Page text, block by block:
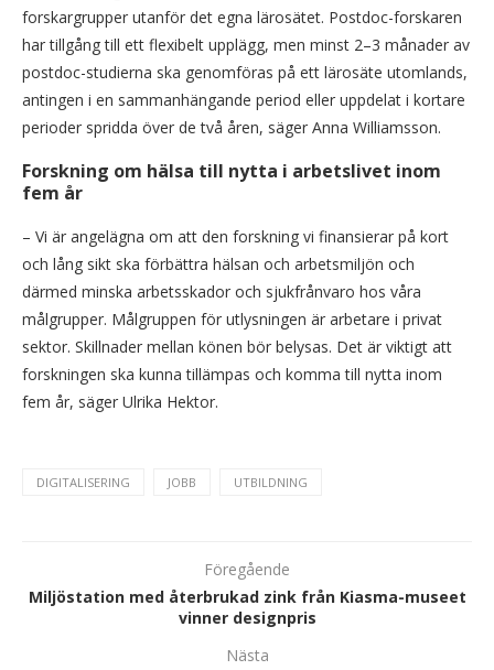
forskargrupper utanför det egna lärosätet. Postdoc-forskaren
har tillgång till ett flexibelt upplägg, men minst 2–3 månader av
postdoc-studierna ska genomföras på ett lärosäte utomlands,
antingen i en sammanhängande period eller uppdelat i kortare
perioder spridda över de två åren, säger Anna Williamsson.
Forskning om hälsa till nytta i arbetslivet inom
fem år
– Vi är angelägna om att den forskning vi finansierar på kort
och lång sikt ska förbättra hälsan och arbetsmiljön och
därmed minska arbetsskador och sjukfrånvaro hos våra
målgrupper. Målgruppen för utlysningen är arbetare i privat
sektor. Skillnader mellan könen bör belysas. Det är viktigt att
forskningen ska kunna tillämpas och komma till nytta inom
fem år, säger Ulrika Hektor.
DIGITALISERING JOBB UTBILDNING
Föregående
Miljöstation med återbrukad zink från Kiasma-museet
vinner designpris
Nästa